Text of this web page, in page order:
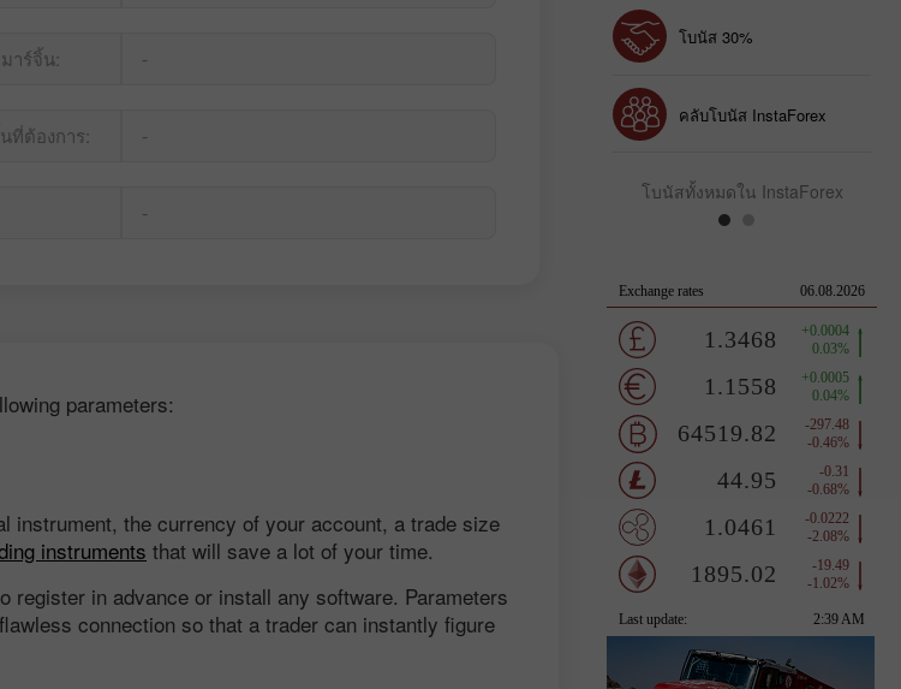
าร์จิ้น: -
ที่ต้องการ: -
-
parameters:
instrument, the currency of your account, a trade size
instruments that will save a lot of your time.
register in advance or install any software. Parameters
connection so that a trader can instantly figure
โบนัส 30%
คลับโบนัส InstaForex
โบนัสทั้งหมดใน InstaForex